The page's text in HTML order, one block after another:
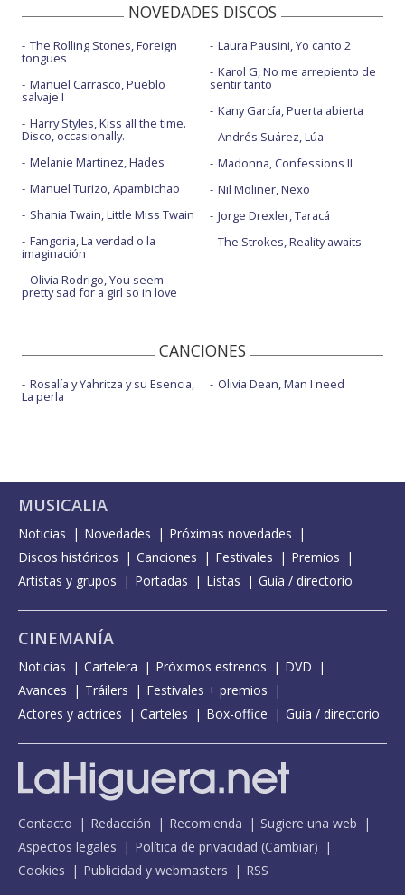
NOVEDADES DISCOS
The Rolling Stones, Foreign
tongues
Manuel Carrasco, Pueblo
salvaje I
Harry Styles, Kiss all the time.
Disco, occasionally.
Melanie Martinez, Hades
Manuel Turizo, Apambichao
Shania Twain, Little Miss Twain
Fangoria, La verdad o la
imaginación
Olivia Rodrigo, You seem
pretty sad for a girl so in love
Laura Pausini, Yo canto 2
Karol G, No me arrepiento de
sentir tanto
Kany García, Puerta abierta
Andrés Suárez, Lúa
Madonna, Confessions II
Nil Moliner, Nexo
Jorge Drexler, Taracá
The Strokes, Reality awaits
CANCIONES
Rosalía y Yahritza y su Esencia,
La perla
Olivia Dean, Man I need
MUSICALIA
Noticias Novedades
Próximas novedades
Discos históricos
Canciones Festivales
Premios
Artistas y grupos
Portadas Listas Guía / directorio
CINEMANÍA
Noticias Cartelera Próximos estrenos
DVD
Avances
Tráilers
Festivales + premios
Actores y actrices
Carteles Box-office Guía / directorio
Contacto Redacción Recomienda
Sugiere una web
Aspectos legales
Política de privacidad (Cambiar)
Cookies
Publicidad y webmasters RSS